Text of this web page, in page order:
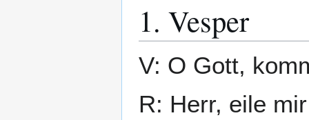
1. Vesper
V: O Gott,
R: Herr, eile